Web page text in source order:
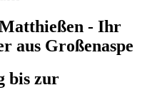
- Ihr
aus Großenaspe
bis zur